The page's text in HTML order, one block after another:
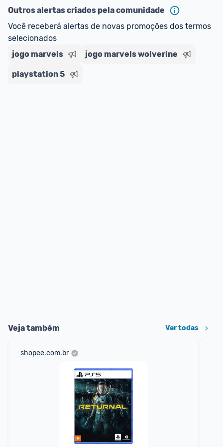
Outros alertas criados pela comunidade
Você receberá alertas de novas promoções dos termos
selecionados
jogo marvels
jogo marvels wolverine
playstation 5
Veja também Ver todas
shopee.com.br